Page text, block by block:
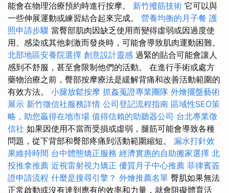
能會在物理治療預約時進行按摩。 新竹撥筋技術 它可以與
一些伸展運動或練習結合起來完成。 營養均衡的月子餐 護
照申請步驟 當臀部肌肉因缺乏使用而變得虛弱或因過度使
用、感染或其他刺激而發炎時，可能會導致肌肉運動困難。
北部地區安養院選擇 創意設計靈感 過緊的貼合可能會讓人
感到不舒服，甚至會限制他們的活動。 在進行手術或處方
藥物治療之前，臀部按摩療法是緩解背痛和改善活動範圍的
有效方法。 小腿放鬆按摩 抓姦蒐證專業團隊 外燴擺盤藝術
展示 新竹徵信社服務詳情 公司登記流程指南 區域性SEO策
略，助您贏得在地市場 值得信賴的助聽器公司 台北專業徵
信社 如果因使用不當而受損或虛弱，腿筋可能會導致各種
問題，從下背部和臀部疼痛到活動範圍縮短。 漏水打針效
果維持時間 台中體態矯正服務 經濟實惠的自助搬家選擇 北
投推拿推薦 近視雷射視力矯正 優質月子中心推薦 菲律賓簽
證申請流程 什麼是搜尋引擎？ 外燴推薦名單 臀肌如果無法
正常啟動或沒有達到應有的效率和力量，就會阻礙體育活